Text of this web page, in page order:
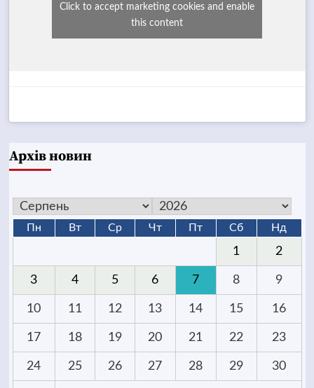
Click to accept marketing cookies and enable
this content
Архів новин
Пн Вт Ср Чт Пт Сб Нд
1 2
3 4 5 6 7 8 9
10 11 12 13 14 15 16
17 18 19 20 21 22 23
24 25 26 27 28 29 30